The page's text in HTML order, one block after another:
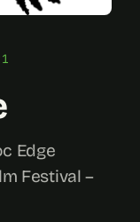
Edge
Festival –